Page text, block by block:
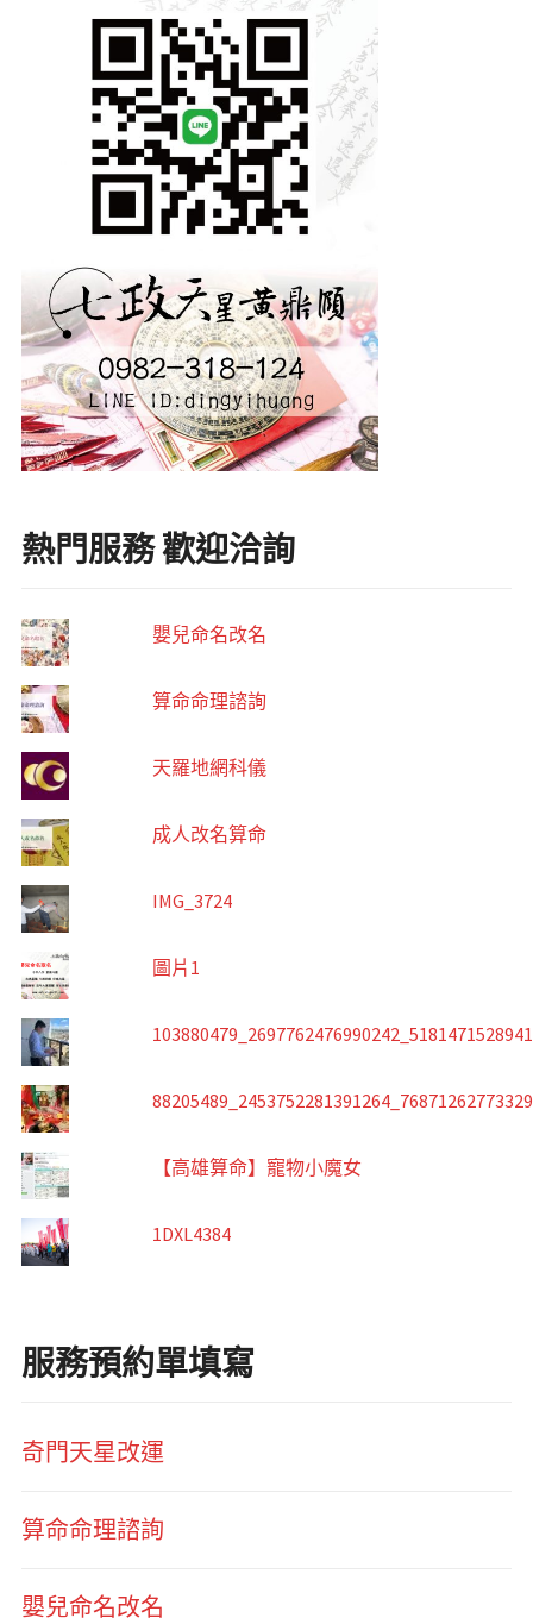
熱門服務 歡迎洽詢
嬰兒命名改名
算命命理諮詢
天羅地網科儀
成人改名算命
IMG_3724
圖片1
【高雄算命】寵物小魔女
1DXL4384
服務預約單填寫
奇門天星改運
算命命理諮詢
嬰兒命名改名